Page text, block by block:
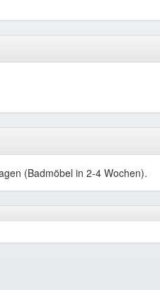
(Badmöbel in 2-4 Wochen).